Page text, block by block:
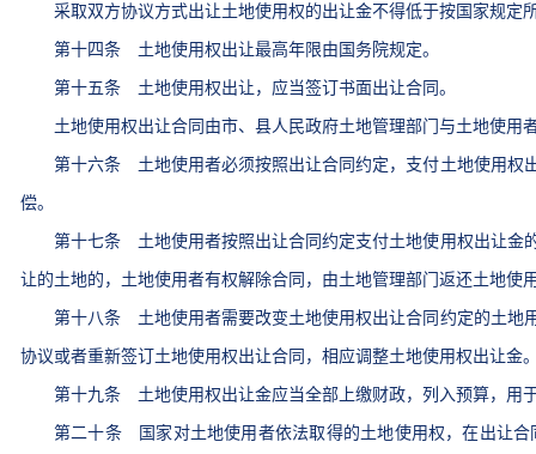
采取双方协议方式出让土地使用权的出让金不得低于按国家规定
第十四条 土地使用权出让最高年限由国务院规定。
第十五条 土地使用权出让，应当签订书面出让合同。
土地使用权出让合同由市、县人民政府土地管理部门与土地使用
第十六条 土地使用者必须按照出让合同约定，支付土地使用权出
偿。
第十七条 土地使用者按照出让合同约定支付土地使用权出让金的
让的土地的，土地使用者有权解除合同，由土地管理部门返还土地使
第十八条 土地使用者需要改变土地使用权出让合同约定的土地用
协议或者重新签订土地使用权出让合同，相应调整土地使用权出让金
第十九条 土地使用权出让金应当全部上缴财政，列入预算，用于
第二十条 国家对土地使用者依法取得的土地使用权，在出让合